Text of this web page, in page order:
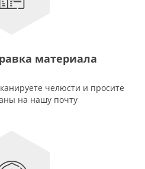
материала
челюсти и просите
на нашу почту